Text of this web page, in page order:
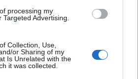
processing my
Advertising.
Collection, Use,
or Sharing of my
Is Unrelated with the
it was collected.